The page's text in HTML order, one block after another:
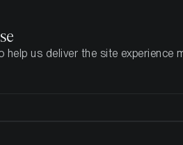
Market Updates Woche 37, 2024
des
meistern:
help us deliver the site experience